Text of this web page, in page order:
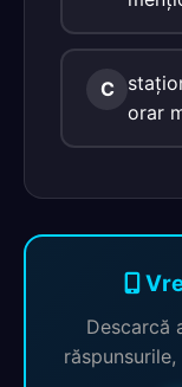
C
orar
Descarcă